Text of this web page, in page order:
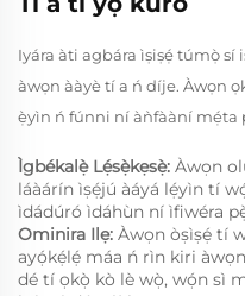
Iyára àti agbára ìṣiṣẹ́ túmọ̀ sí
àwọn ààyè tí a ń díje. Àwọn
ẹ̀yìn ń fúnni ní àǹfààní mẹ́ta
Ìgbékalẹ̀ Lẹ́sẹ̀kẹsẹ̀: Àwọn
láàárín ìṣẹ́jú àáyá lẹ́yìn tí
ìdádúró ìdáhùn ní ìfiwéra
Ominira Ilẹ: Àwọn òṣìṣẹ́ tí
ayọ́kẹ́lẹ́ máa ń rìn kiri
dé tí ọkọ̀ kò lè wọ̀, wọ́n sì